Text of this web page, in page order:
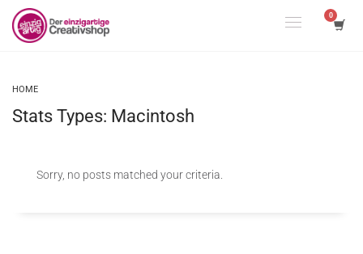
HOME
Stats Types: Macintosh
Sorry, no posts matched your criteria.